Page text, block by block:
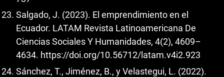
Salgado, J. (2023). El emprendimiento en el
Ecuador. LATAM Revista Latinoamericana De
Ciencias Sociales Y Humanidades, 4(2), 4609–
4634. https://doi.org/10.56712/latam.v4i2.923
Sánchez, T., Jiménez, B., y Velastegui, L. (2022).